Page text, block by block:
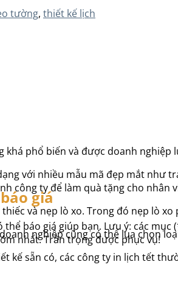
giá
báo giá giúp bạn. Lưu ý: các mục
nhất. Trân trọng được phục vụ!
tường, thiết kế lịch
phổ biến và được doanh nghiệp
với nhiều mẫu mã đẹp mắt như
công ty để làm quà tặng cho nhân
và nẹp lò xo. Trong đó nẹp lò
nghiệp cũng có thể lụa chọn
kế sẵn có, các công ty in lịch tết